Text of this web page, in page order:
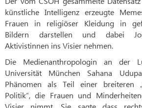
künstliche Intelligenz erzeugte
Frauen in religiöser Kleidung in
Bildern darstellen und dabei
Aktivistinnen ins Visier nehmen.
Die Medienanthropologin an der
Universität München Sahana
Phänomen als Teil einer breiteren
Politik“, die Frauen und